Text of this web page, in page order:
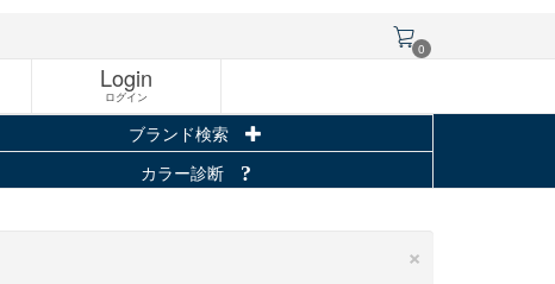
0
Login
ログイン
ブランド検索
カラー診断
×